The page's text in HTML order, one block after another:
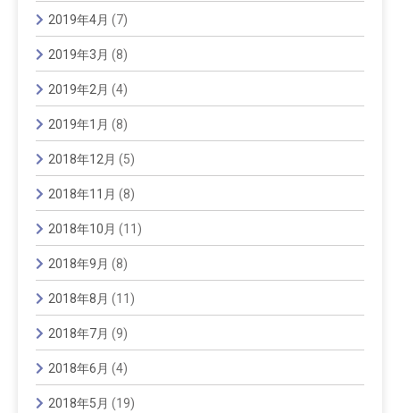
2019年4月 (7)
2019年3月 (8)
2019年2月 (4)
2019年1月 (8)
2018年12月 (5)
2018年11月 (8)
2018年10月 (11)
2018年9月 (8)
2018年8月 (11)
2018年7月 (9)
2018年6月 (4)
2018年5月 (19)